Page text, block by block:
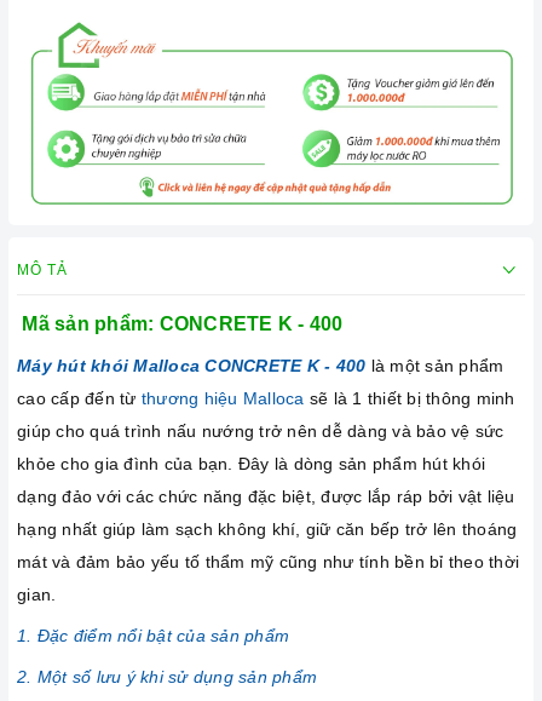
MÔ TẢ
Mã sản phẩm: CONCRETE K - 400
Máy hút khói Malloca CONCRETE K - 400 là một sản phẩm
cao cấp đến từ thương hiệu Malloca sẽ là 1 thiết bị thông minh
giúp cho quá trình nấu nướng trở nên dễ dàng và bảo vệ sức
khỏe cho gia đình của bạn. Đây là dòng sản phẩm hút khói
dạng đảo với các chức năng đặc biệt, được lắp ráp bởi vật liệu
hạng nhất giúp làm sạch không khí, giữ căn bếp trở lên thoáng
mát và đảm bảo yếu tố thẩm mỹ cũng như tính bền bỉ theo thời
gian.
1. Đặc điểm nổi bật của sản phẩm
2. Một số lưu ý khi sử dụng sản phẩm